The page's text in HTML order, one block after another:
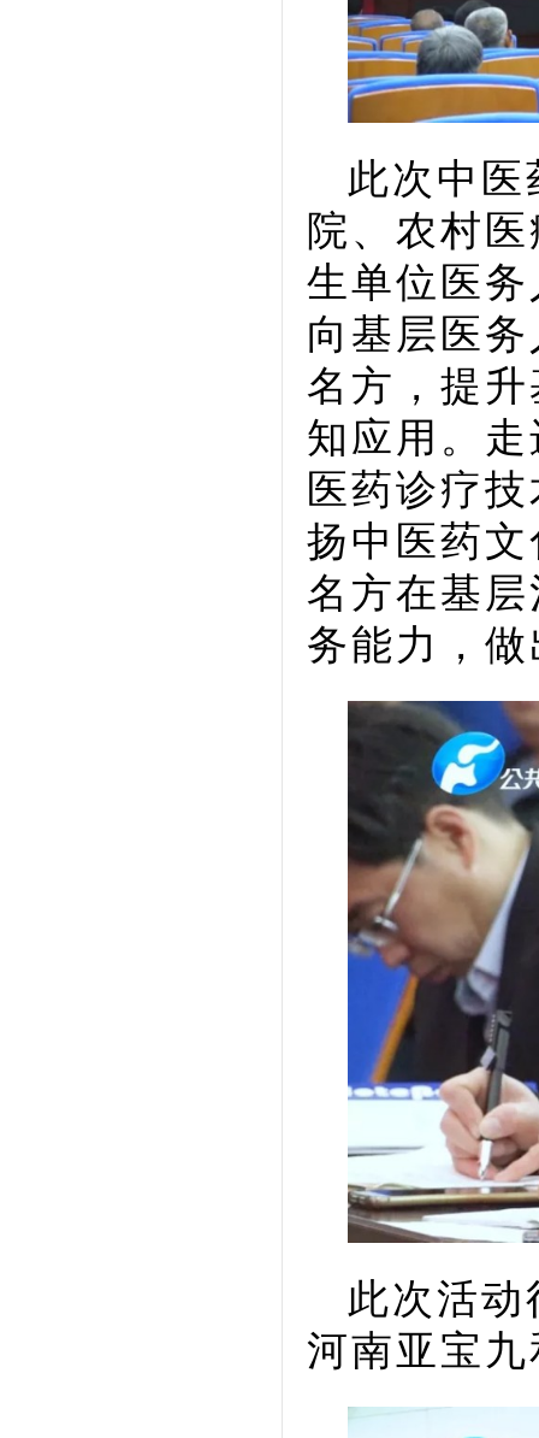
此次中
院、农村
生单位医
向基层医
名方，提
知应用。
医药诊疗
扬中医药
名方在基
务能力，
此次活
河南亚宝